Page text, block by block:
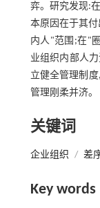
弈。研究发现:
本原因在于其
内人"范围;在"
业组织内部人
立健全管理制
管理刚柔并济。
关键词
企业组织 / 差
Key words